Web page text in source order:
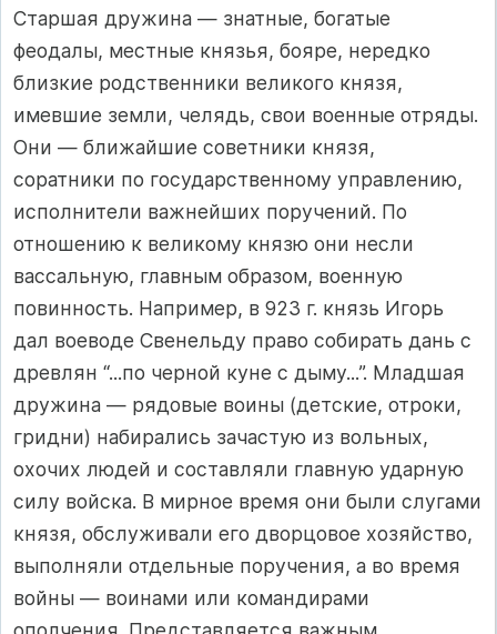
Старшая дружина — знатные, богатые
феодалы, местные князья, бояре, нередко
близкие родственники великого князя,
имевшие земли, челядь, свои военные отряды.
Они — ближайшие советники князя,
соратники по государственному управлению,
исполнители важнейших поручений. По
отношению к великому князю они несли
вассальную, главным образом, военную
повинность. Например, в 923 г. князь Игорь
дал воеводе Свенельду право собирать дань с
древлян “...по черной куне с дыму...”. Младшая
дружина — рядовые воины (детские, отроки,
гридни) набирались зачастую из вольных,
охочих людей и составляли главную ударную
силу войска. В мирное время они были слугами
князя, обслуживали его дворцовое хозяйство,
выполняли отдельные поручения, а во время
войны — воинами или командирами